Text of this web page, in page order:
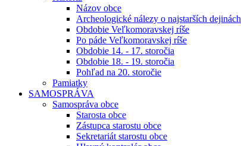
Názov obce
Archeologické nálezy o najstarších dejinách
Obdobie Veľkomoravskej ríše
Po páde Veľkomoravskej ríše
Obdobie 14. - 17. storočia
Obdobie 18. - 19. storočia
Pohľad na 20. storočie
Pamiatky
SAMOSPRÁVA
Samospráva obce
Starosta obce
Zástupca starostu obce
Sekretariát starostu obce